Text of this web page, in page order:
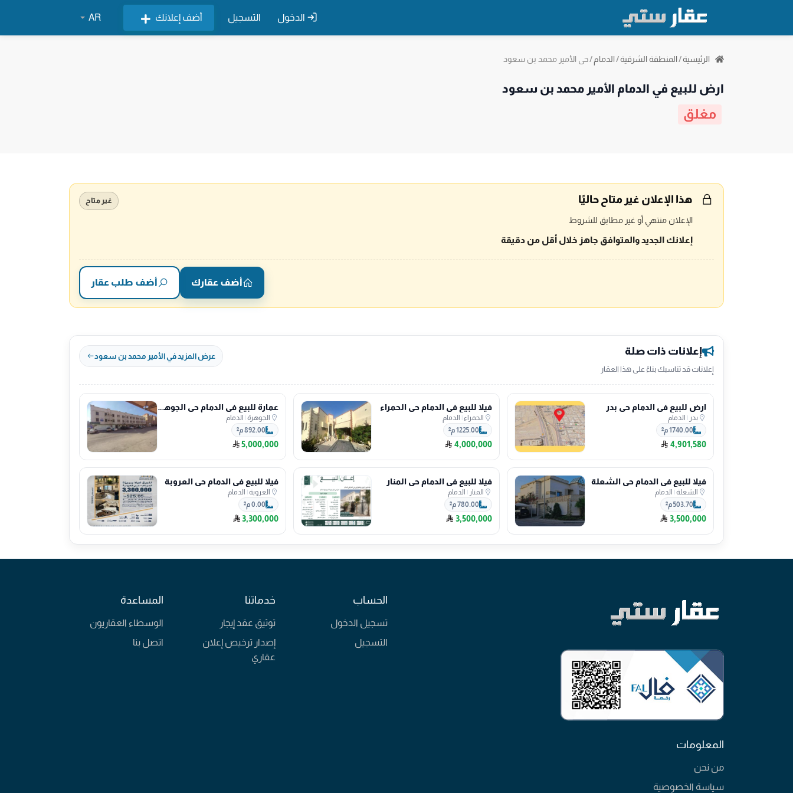
الدخول التسجيل أضف إعلانك AR
الرئيسية/المنطقة الشرقية/الدمام /حي الأمير محمد بن سعود
ارض للبيع في الدمام الأمير محمد بن سعود
مغلق
هذا الإعلان غير متاح حاليًا غير متاح
الإعلان منتهي أو غير مطابق للشروط
إعلانك الجديد والمتوافق جاهز خلال أقل من دقيقة
أضف عقارك أضف طلب عقار
إعلانات ذات صلة
إعلانات قد تناسبك بناءً على هذا العقار
عرض المزيد في الأمير محمد بن سعود
ارض للبيع في الدمام حي بدر
بدر | الدمام
1740.00 م²
4,901,580
فيلا للبيع في الدمام حي الحمراء
الحمراء | الدمام
1225.00 م²
4,000,000
عمارة للبيع في الدمام حي الجوهرة
الجوهرة| الدمام
892.00 م²
5,000,000
فيلا للبيع في الدمام حي الشعلة
الشعلة| الدمام
503.70 م²
3,500,000
فيلا للبيع في الدمام حي المنار
المنار | الدمام
780.00 م²
3,500,000
فيلا للبيع في الدمام حي العروبة
العروبة| الدمام
0.00 م²
3,300,000
الحساب
تسجيل الدخول
التسجيل
خدماتنا
توثيق عقد إيجار
إصدار ترخيص إعلان
عقاري
المساعدة
الوسطاء العقاريون
اتصل بنا
المعلومات
من نحن
سياسة الخصوصية